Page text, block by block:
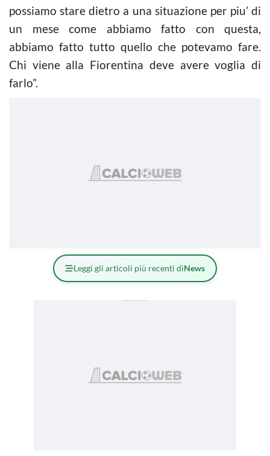
possiamo stare dietro a una situazione per piu’ di
un mese come abbiamo fatto con questa,
abbiamo fatto tutto quello che potevamo fare.
Chi viene alla Fiorentina deve avere voglia di
farlo”.
Leggi gli articoli più recenti diNews